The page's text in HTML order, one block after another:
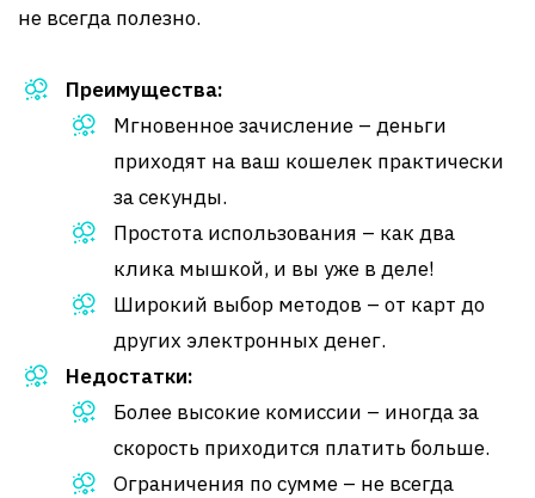
не всегда полезно.
Преимущества:
Мгновенное зачисление – деньги
приходят на ваш кошелек практически
за секунды.
Простота использования – как два
клика мышкой, и вы уже в деле!
Широкий выбор методов – от карт до
других электронных денег.
Недостатки:
Более высокие комиссии – иногда за
скорость приходится платить больше.
Ограничения по сумме – не всегда